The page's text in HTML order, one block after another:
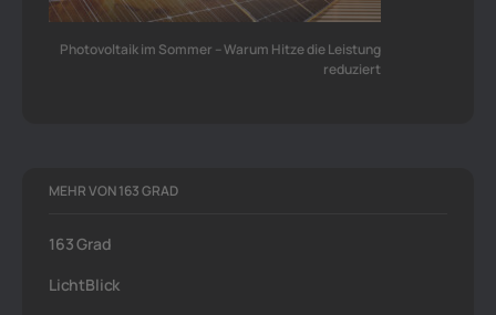
Photovoltaik im Sommer – Warum Hitze die Leistung
reduziert
MEHR VON 163 GRAD
163 Grad
LichtBlick